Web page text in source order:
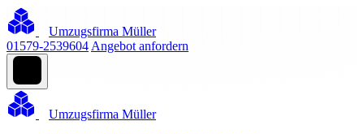
Umzugsfirma Müller
01579-2539604 Angebot anfordern
Umzugsfirma Müller